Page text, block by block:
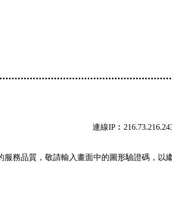
連線
務品質，敬請輸入畫面中的圖形驗證碼，以